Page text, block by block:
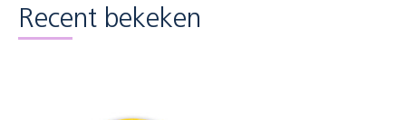
Recent bekeken